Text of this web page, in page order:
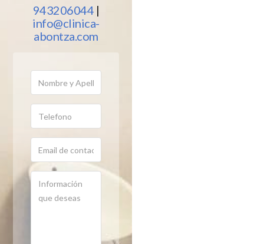
943206044 |
info@clinica-
abontza.com